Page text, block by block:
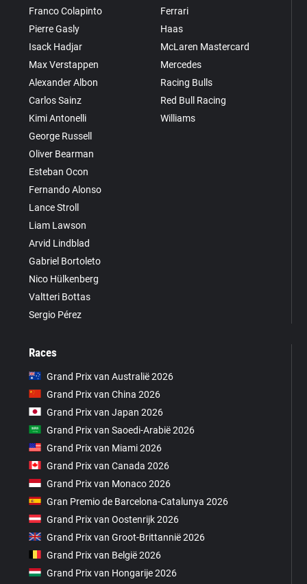
Franco Colapinto
Pierre Gasly
Isack Hadjar
Max Verstappen
Alexander Albon
Carlos Sainz
Kimi Antonelli
George Russell
Oliver Bearman
Esteban Ocon
Fernando Alonso
Lance Stroll
Liam Lawson
Arvid Lindblad
Gabriel Bortoleto
Nico Hülkenberg
Valtteri Bottas
Sergio Pérez
Ferrari
Haas
McLaren Mastercard
Mercedes
Racing Bulls
Red Bull Racing
Williams
Races
Grand Prix van Australië 2026
Grand Prix van China 2026
Grand Prix van Japan 2026
Grand Prix van Saoedi-Arabië 2026
Grand Prix van Miami 2026
Grand Prix van Canada 2026
Grand Prix van Monaco 2026
Gran Premio de Barcelona-Catalunya 2026
Grand Prix van Oostenrijk 2026
Grand Prix van Groot-Brittannië 2026
Grand Prix van België 2026
Grand Prix van Hongarije 2026